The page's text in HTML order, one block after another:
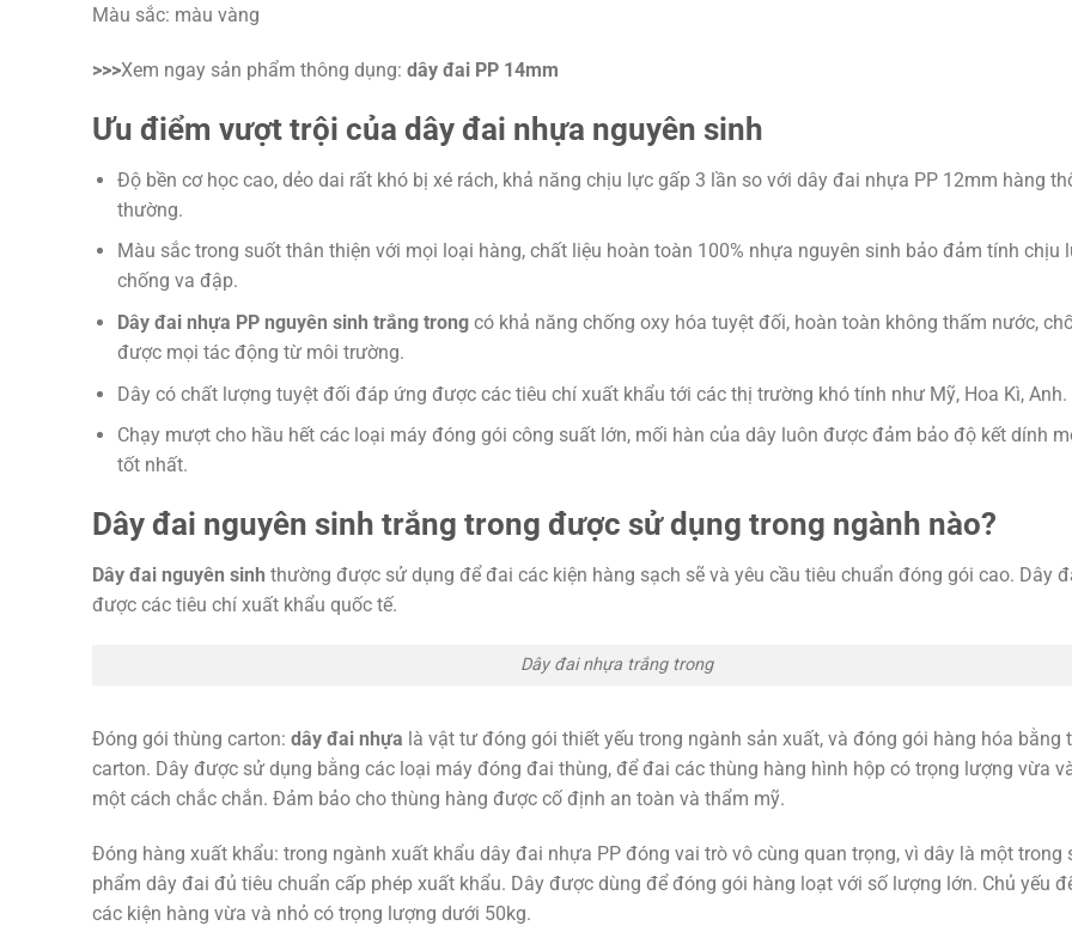
Màu sắc: màu vàng
>>>Xem ngay sản phẩm thông dụng: dây đai PP 14mm
Ưu điểm vượt trội của dây đai nhựa nguyên sinh
Độ bền cơ học cao, dẻo dai rất khó bị xé rách, khả năng chịu lực gấp 3 lần so với dây đai nhựa PP 12mm hàng
thường.
Màu sắc trong suốt thân thiện với mọi loại hàng, chất liệu hoàn toàn 100% nhựa nguyên sinh bảo đảm tính chịu
chống va đập.
Dây đai nhựa PP nguyên sinh trắng trongcó khả năng chống oxy hóa tuyệt đối, hoàn toàn không thấm nước,
được mọi tác động từ môi trường.
Dây có chất lượng tuyệt đối đáp ứng được các tiêu chí xuất khẩu tới các thị trường khó tính như Mỹ, Hoa Kì, Anh.
Chạy mượt cho hầu hết các loại máy đóng gói công suất lớn, mối hàn của dây luôn được đảm bảo độ kết dính
tốt nhất.
Dây đai nguyên sinh trắng trong được sử dụng trong ngành nào?
Dây đai nguyên sinh thường được sử dụng để đai các kiện hàng sạch sẽ và yêu cầu tiêu chuẩn đóng gói cao. Dây
được các tiêu chí xuất khẩu quốc tế.
Dây đai nhựa trắng trong
Đóng gói thùng carton: dây đai nhựa là vật tư đóng gói thiết yếu trong ngành sản xuất, và đóng gói hàng hóa bằng
carton. Dây được sử dụng bằng các loại máy đóng đai thùng, để đai các thùng hàng hình hộp có trọng lượng vừa
một cách chắc chắn. Đảm bảo cho thùng hàng được cố định an toàn và thẩm mỹ.
Đóng hàng xuất khẩu: trong ngành xuất khẩu dây đai nhựa PP đóng vai trò vô cùng quan trọng, vì dây là một trong
phẩm dây đai đủ tiêu chuẩn cấp phép xuất khẩu. Dây được dùng để đóng gói hàng loạt với số lượng lớn. Chủ yếu
các kiện hàng vừa và nhỏ có trọng lượng dưới 50kg.